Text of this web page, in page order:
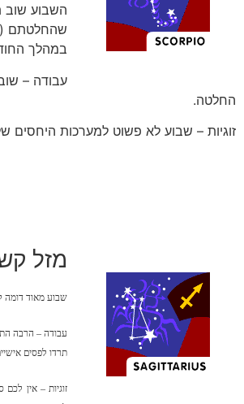
השבוע שוב
שהחלטתם
במהלך
עבודה –
החלטה.
זוגיות – שבוע לא פשוט למערכות היחסים
מזל
שבוע מאוד
עבודה – הרבה
תרדו לפסים
זוגיות – אין